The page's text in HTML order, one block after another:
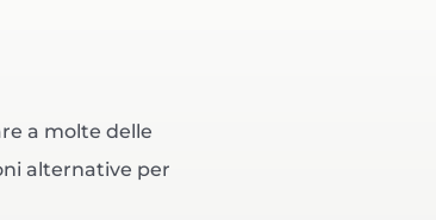
a molte delle
alternative per